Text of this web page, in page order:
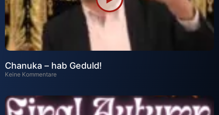
Chanuka – hab Geduld!
Keine Kommentare